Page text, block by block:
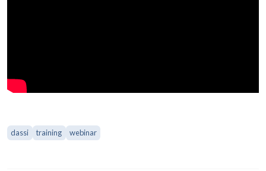
dassi training webinar